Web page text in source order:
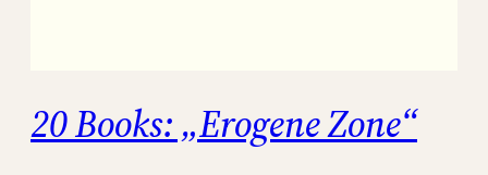
20 Books: „Erogene Zone“